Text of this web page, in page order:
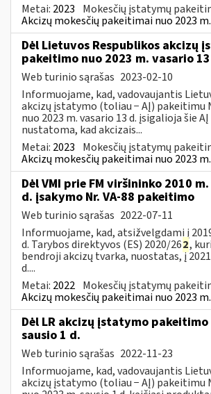
Metai: 2023 Mokesčių įstatymų
Akcizų mokesčių pakeitimai nuo 2023 m.
Dėl Lietuvos Respublikos akcizų
pakeitimo nuo 2023 m. vasario
Web turinio sąrašas 2023-02-10
Informuojame, kad, vadovaujantis
akcizų įstatymo (toliau − AĮ) pakeitimu
nuo 2023 m. vasario 13 d. įsigalioja šie
nustatoma, kad akcizais...
Metai: 2023 Mokesčių įstatymų
Akcizų mokesčių pakeitimai nuo 2023 m.
Dėl VMI prie FM viršininko 2010
d. įsakymo Nr. VA-88 pakeitimo
Web turinio sąrašas 2022-07-11
Informuojame, kad, atsižvelgdami į
d. Tarybos direktyvos (ES) 2020/262,
bendroji akcizų tvarka, nuostatas, į
d....
Metai: 2022 Mokesčių įstatymų
Akcizų mokesčių pakeitimai nuo 2023 m.
Dėl LR akcizų įstatymo pakeitimo
sausio 1 d.
Web turinio sąrašas 2022-11-23
Informuojame, kad, vadovaujantis
akcizų įstatymo (toliau − AĮ) pakeitimu